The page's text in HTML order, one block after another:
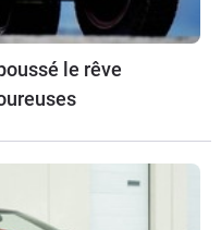
le rêve